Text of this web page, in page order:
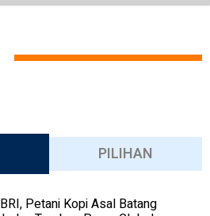
PILIHAN
Petani Kopi Asal Batang